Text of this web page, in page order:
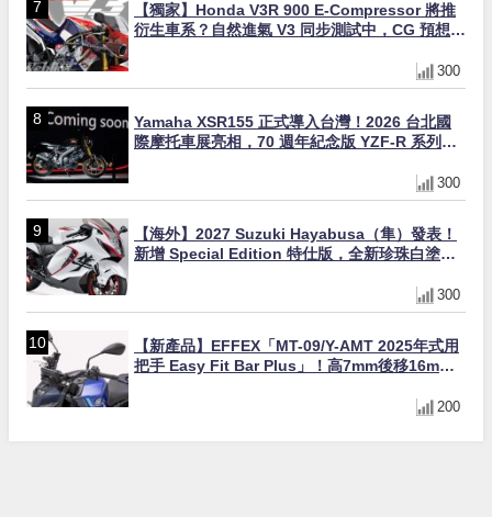
【獨家】Honda V3R 900 E-Compressor 將推
衍生車系？自然進氣 V3 同步測試中，CG 預想曝
300
Yamaha XSR155 正式導入台灣！2026 台北國
際摩托車展亮相，70 週年紀念版 YZF-R 系列限
300
【海外】2027 Suzuki Hayabusa（隼）發表！
新增 Special Edition 特仕版，全新珍珠白塗裝
300
【新產品】EFFEX「MT-09/Y-AMT 2025年式用
把手 Easy Fit Bar Plus」！高7mm後移16mm
200